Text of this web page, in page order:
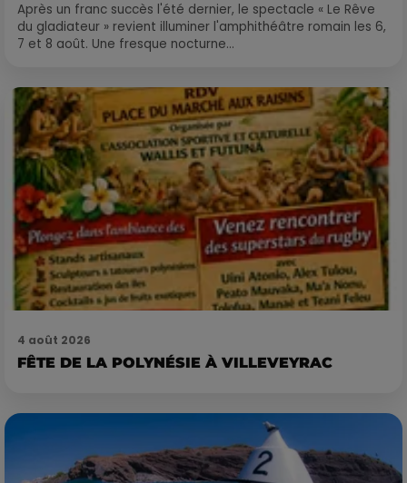
Après un franc succès l'été dernier, le spectacle « Le Rêve
du gladiateur » revient illuminer l'amphithéâtre romain les 6,
7 et 8 août. Une fresque nocturne...
4 août 2026
FÊTE DE LA POLYNÉSIE À VILLEVEYRAC